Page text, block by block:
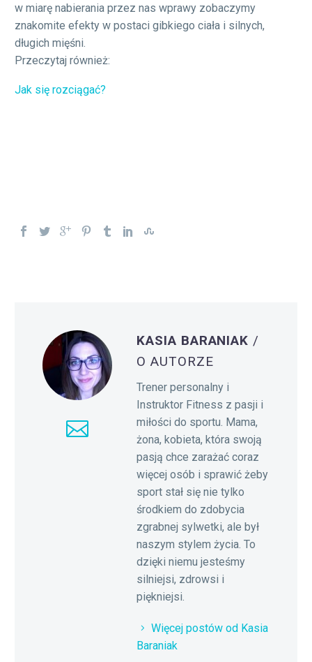
w miarę nabierania przez nas wprawy zobaczymy
znakomite efekty w postaci gibkiego ciała i silnych,
długich mięśni.
Przeczytaj również:
Jak się rozciągać?
KASIA BARANIAK /
O AUTORZE
Trener personalny i
Instruktor Fitness z pasji i
miłości do sportu. Mama,
żona, kobieta, która swoją
pasją chce zarażać coraz
więcej osób i sprawić żeby
sport stał się nie tylko
środkiem do zdobycia
zgrabnej sylwetki, ale był
naszym stylem życia. To
dzięki niemu jesteśmy
silniejsi, zdrowsi i
piękniejsi.
Więcej postów od Kasia
Baraniak